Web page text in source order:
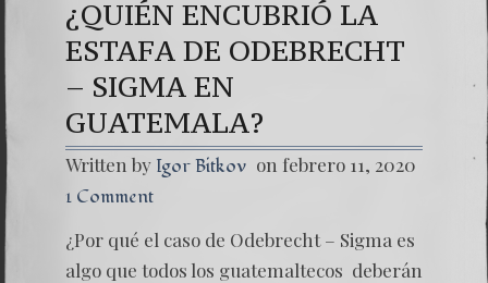
¿QUIÉN ENCUBRIÓ LA
ESTAFA DE ODEBRECHT
– SIGMA EN
GUATEMALA?
Written by Igor Bitkov on febrero 11, 2020
1 Comment
¿Por qué el caso de Odebrecht – Sigma es
algo que todos los guatemaltecos deberán